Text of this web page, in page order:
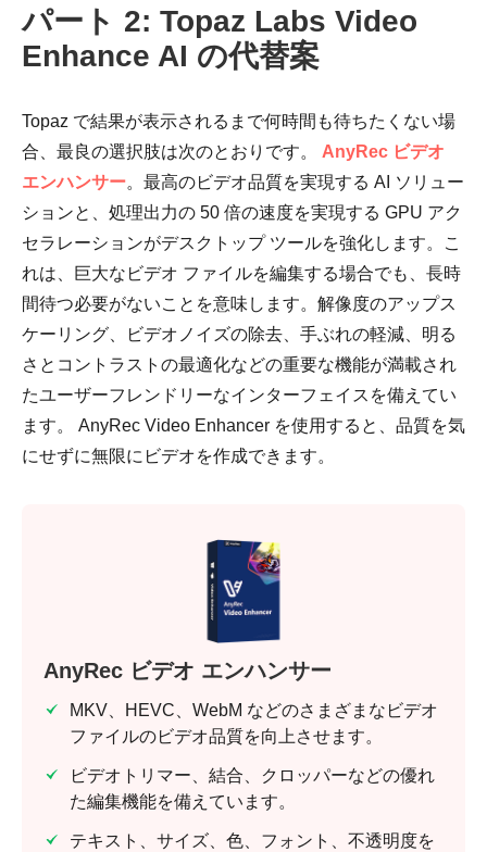
パート 2: Topaz Labs Video
Enhance AI の代替案
Topaz で結果が表示されるまで何時間も待ちたくない場
合、最良の選択肢は次のとおりです。 AnyRec ビデオ
エンハンサー。最高のビデオ品質を実現する AI ソリュー
ションと、処理出力の 50 倍の速度を実現する GPU アク
セラレーションがデスクトップ ツールを強化します。こ
れは、巨大なビデオ ファイルを編集する場合でも、長時
間待つ必要がないことを意味します。解像度のアップス
ケーリング、ビデオノイズの除去、手ぶれの軽減、明る
さとコントラストの最適化などの重要な機能が満載され
たユーザーフレンドリーなインターフェイスを備えてい
ます。 AnyRec Video Enhancer を使用すると、品質を気
にせずに無限にビデオを作成できます。
AnyRec ビデオ エンハンサー
MKV、HEVC、WebM などのさまざまなビデオ
ファイルのビデオ品質を向上させます。
ビデオトリマー、結合、クロッパーなどの優れ
た編集機能を備えています。
テキスト、サイズ、色、フォント、不透明度を